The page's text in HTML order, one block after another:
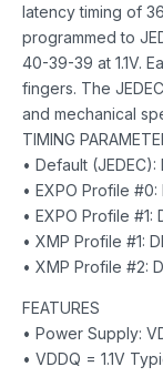
latency timing of
programmed to
40-39-39 at 1.1V.
fingers. The
and mechanical
TIMING
• Default
• EXPO Profile
• EXPO Profile
• XMP Profile #1:
• XMP Profile #2:
FEATURES
• Power Supply:
• VDDQ = 1.1V